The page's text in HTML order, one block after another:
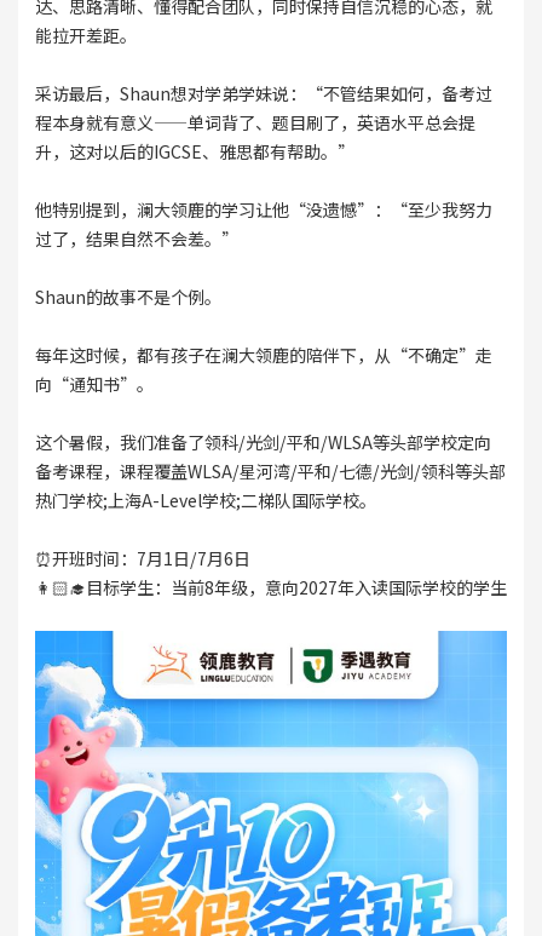
达、思路清晰、懂得配合团队，同时保持自信沉稳的心态，就
能拉开差距。
采访最后，Shaun想对学弟学妹说：“不管结果如何，备考过
程本身就有意义——单词背了、题目刷了，英语水平总会提
升，这对以后的IGCSE、雅思都有帮助。”
他特别提到，澜大领鹿的学习让他“没遗憾”：“至少我努力
过了，结果自然不会差。”
Shaun的故事不是个例。
每年这时候，都有孩子在澜大领鹿的陪伴下，从“不确定”走
向“通知书”。
这个暑假，我们准备了领科/光剑/平和/WLSA等头部学校定向
备考课程，课程覆盖WLSA/星河湾/平和/七德/光剑/领科等头部
热门学校;上海A-Level学校;二梯队国际学校。
⏰开班时间：7月1日/7月6日
👩🏻‍🎓目标学生：当前8年级，意向2027年入读国际学校的学生